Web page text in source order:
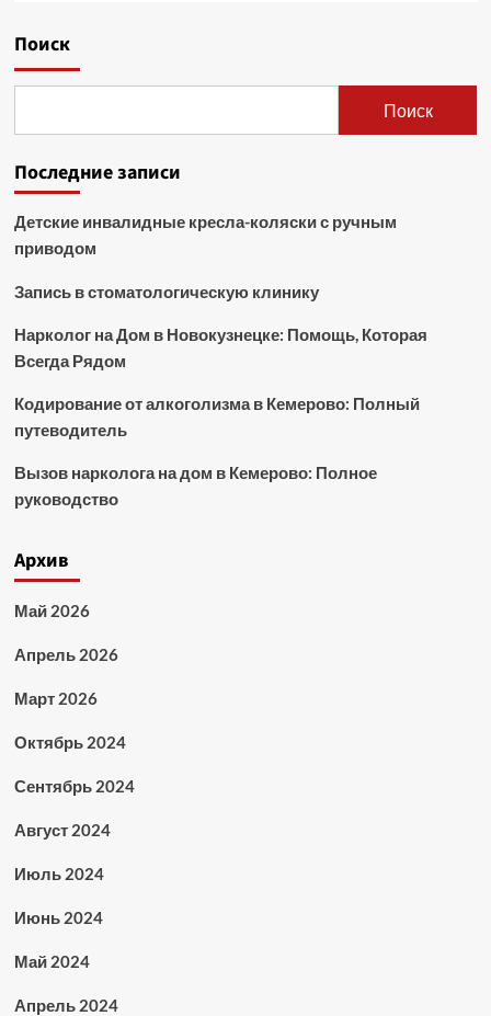
Поиск
Поиск
Последние записи
Детские инвалидные кресла-коляски с ручным
приводом
Запись в стоматологическую клинику
Нарколог на Дом в Новокузнецке: Помощь, Которая
Всегда Рядом
Кодирование от алкоголизма в Кемерово: Полный
путеводитель
Вызов нарколога на дом в Кемерово: Полное
руководство
Архив
Май 2026
Апрель 2026
Март 2026
Октябрь 2024
Сентябрь 2024
Август 2024
Июль 2024
Июнь 2024
Май 2024
Апрель 2024